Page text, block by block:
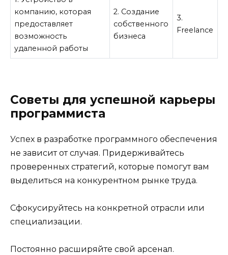
компанию, которая
предоставляет
возможность
удаленной работы
2. Создание
собственного
бизнеса
3.
Freelance
Советы для успешной карьеры
программиста
Успех в разработке программного обеспечения
не зависит от случая. Придерживайтесь
проверенных стратегий, которые помогут вам
выделиться на конкурентном рынке труда.
Сфокусируйтесь на конкретной отрасли или
специализации.
Постоянно расширяйте свой арсенал.